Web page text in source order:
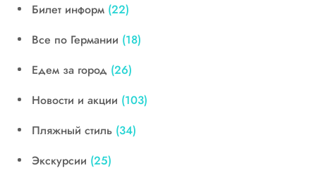
Билет информ (22)
Все по Германии (18)
Едем за город (26)
Новости и акции (103)
Пляжный стиль (34)
Экскурсии (25)